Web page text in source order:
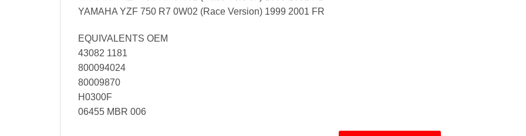
YAMAHA YZF 750 R7 0W02 (Race Version) 1999 2001 FR
EQUIVALENTS OEM
43082 1181
800094024
80009870
H0300F
06455 MBR 006